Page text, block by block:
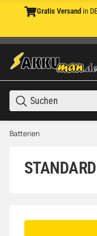
Gratis Versand in
Batterien